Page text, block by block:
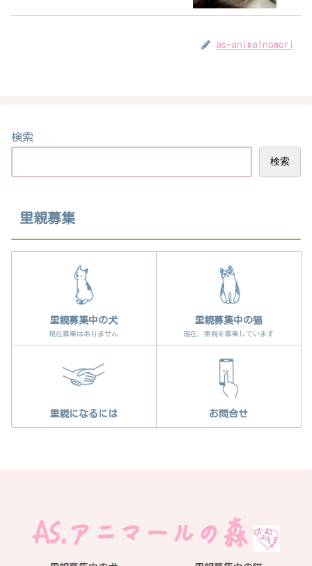
as-animalnomori
検索
検索
里親募集
里親募集中の犬
現在募集はありません
里親募集中の猫
現在、里親を募集しています
里親になるには お問合せ